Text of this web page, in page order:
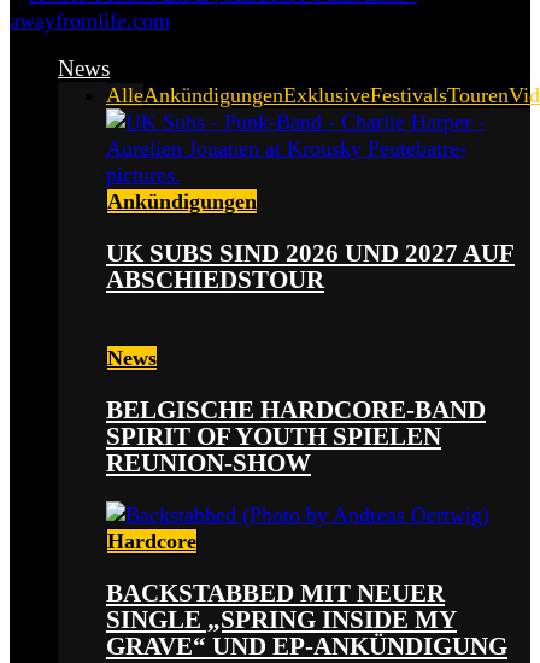
News
AlleAnkündigungenExklusiveFestivalsTouren
Ankündigungen
UK SUBS SIND 2026 UND 2027 AUF
ABSCHIEDSTOUR
News
BELGISCHE HARDCORE-BAND
SPIRIT OF YOUTH SPIELEN
REUNION-SHOW
Hardcore
BACKSTABBED MIT NEUER
SINGLE „SPRING INSIDE MY
GRAVE“ UND EP-ANKÜNDIGUNG